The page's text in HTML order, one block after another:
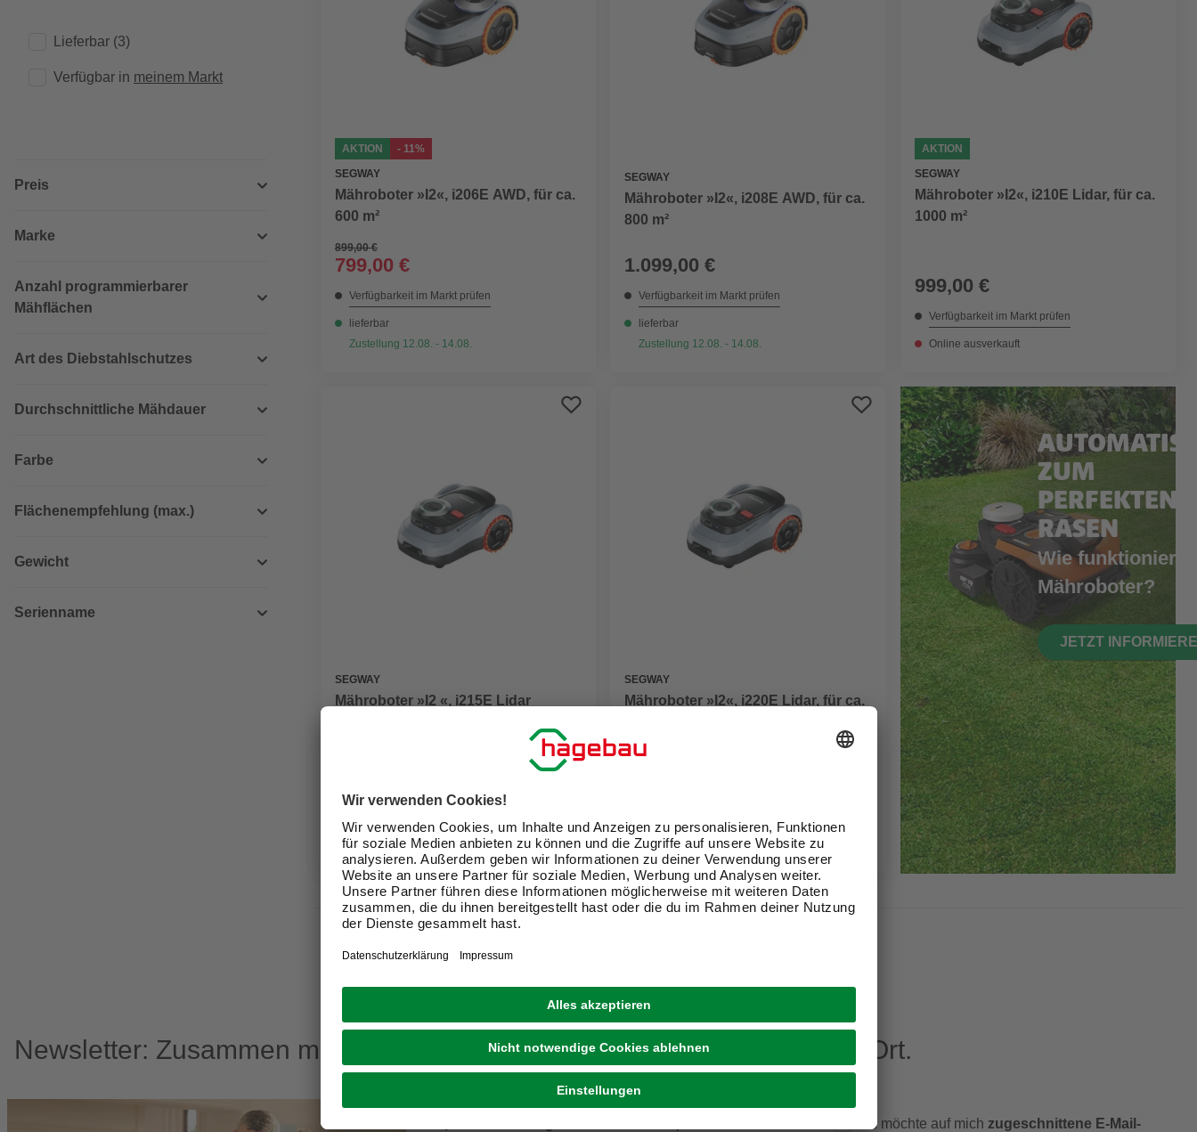
Lieferbar (3)
Verfügbar in meinem Markt
Preis
Marke
Anzahl programmierbarer
Mähflächen
Art des Diebstahlschutzes
Durchschnittliche Mähdauer
Farbe
Flächenempfehlung (max.)
Gewicht
Serienname
AKTION
- 11%
SEGWAY
Mähroboter »I2«, i206E AWD, für ca.
600 m²
899,00 €
799,00 €
Verfügbarkeit im Markt prüfen
lieferbar
Zustellung 12.08. - 14.08.
SEGWAY
Mähroboter »I2«, i208E AWD, für ca.
800 m²
1.099,00 €
Verfügbarkeit im Markt prüfen
lieferbar
Zustellung 12.08. - 14.08.
AKTION
SEGWAY
Mähroboter »I2«, i210E Lidar, für ca.
1000 m²
999,00 €
Verfügbarkeit im Markt prüfen
Online ausverkauft
SEGWAY
Mähroboter »I2 «, i215E Lidar
Verfügbarkeit im Markt prüfen
lieferbar
Zustellung 12.08. - 14.08.
SEGWAY
Mähroboter »I2«, i220E Lidar, für ca.
Online ausverkauft
ZUM
PERFEKTEN
RASEN
Wie funktioniert
Mähroboter?
JETZT
Newsletter: Zusammen machen wir Dein Zuhause zu einem schöneren Ort.
Ich möchte auf mich zugeschnittene E-Mail-